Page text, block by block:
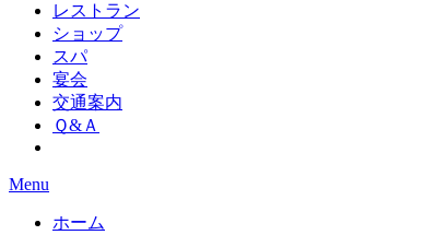
レストラン
ショップ
スパ
宴会
交通案内
Ｑ&Ａ
Menu
ホーム